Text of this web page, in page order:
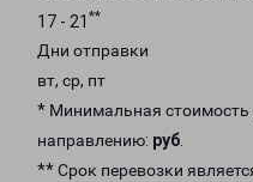
17 - 21 **
Дни отправки
вт, ср, пт
* Минимальная
направлению: руб.
** Срок перевозки